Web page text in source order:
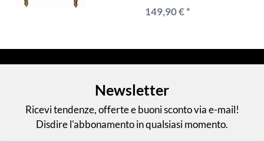
149,90 € *
Newsletter
Ricevi tendenze, offerte e buoni sconto via e-mail!
Disdire l'abbonamento in qualsiasi momento.